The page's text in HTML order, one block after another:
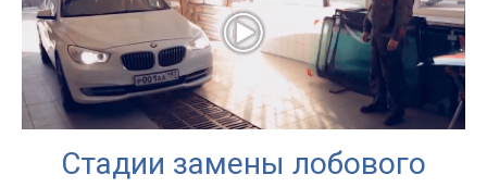
Стадии замены лобового